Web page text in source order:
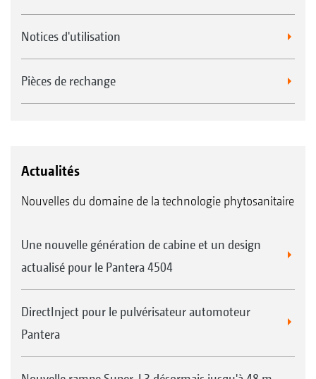
Notices d'utilisation
Pièces de rechange
Actualités
Nouvelles du domaine de la technologie phytosanitaire
Une nouvelle génération de cabine et un design
actualisé pour le Pantera 4504
DirectInject pour le pulvérisateur automoteur
Pantera